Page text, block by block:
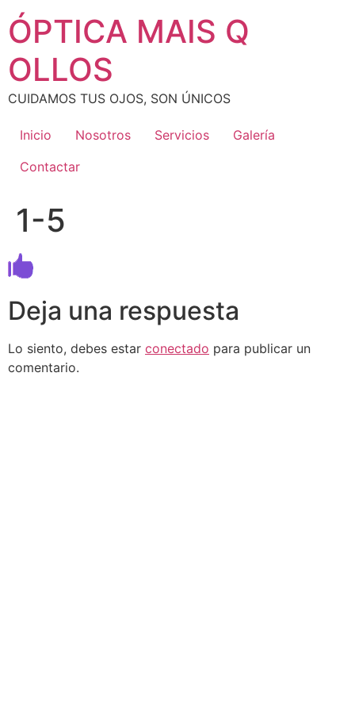
contenido
ÓPTICA MAIS Q
OLLOS
CUIDAMOS TUS OJOS, SON ÚNICOS
Inicio Nosotros Servicios
Galería
Contactar
1-5
Deja una respuesta
Lo siento, debes estar conectado para publicar un
comentario.